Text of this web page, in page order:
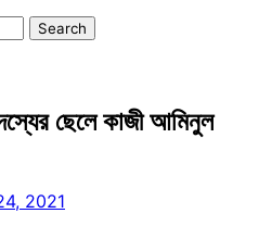
ছেলে কাজী আমিনুল
2021